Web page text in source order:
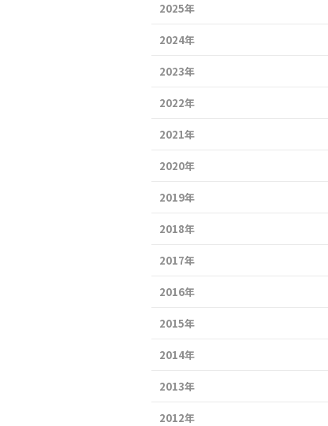
2025年
2024年
2023年
2022年
2021年
2020年
2019年
2018年
2017年
2016年
2015年
2014年
2013年
2012年